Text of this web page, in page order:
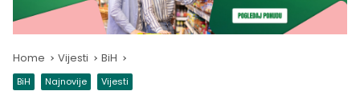
Home Vijesti BiH
BiH Najnovije Vijesti